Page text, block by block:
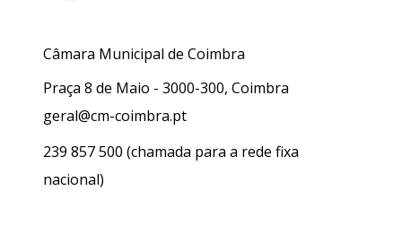
Câmara Municipal de Coimbra
Praça 8 de Maio - 3000-300, Coimbra
geral@cm-coimbra.pt
239 857 500 (chamada para a rede fixa
nacional)